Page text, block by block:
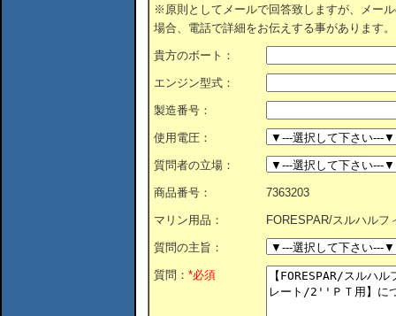
※原則としてメールで回答致しますが、メー
場合、電話で詳細をお伝えする事があります。
貴方のボート：
エンジン型式：
製造番号：
使用電圧：
質問者の立場：
商品番号： 7363203
マリン用品： FORESPAR/スルハルフ
質問の主旨：
質問： *必須